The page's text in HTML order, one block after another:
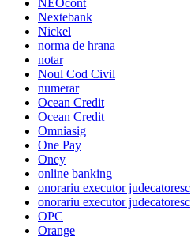
NEOcont
Nextebank
Nickel
norma de hrana
notar
Noul Cod Civil
numerar
Ocean Credit
Ocean Credit
Omniasig
One Pay
Oney
online banking
onorariu executor judecatoresc
onorariu executor judecatoresc
OPC
Orange